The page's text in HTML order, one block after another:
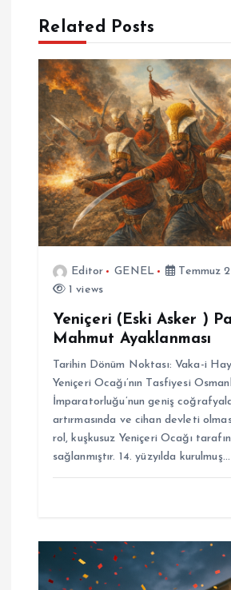
z
n
m
e
s
Related Posts
Editor GENEL
Temmuz
1 views
Yeniçeri (Eski Asker )
Mahmut Ayaklanması
Tarihin Dönüm Noktası: Vaka-i
Yeniçeri Ocağı’nın Tasfiyesi
İmparatorluğu’nun geniş
artırmasında ve cihan devleti
rol, kuşkusuz Yeniçeri Ocağı
sağlanmıştır. 14. yüzyılda kurulmuş…